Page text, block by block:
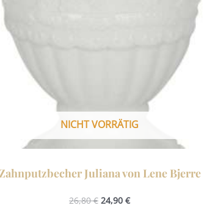
NICHT VORRÄTIG
Zahnputzbecher Juliana von Lene Bjerre
26,80€ 24,90 €